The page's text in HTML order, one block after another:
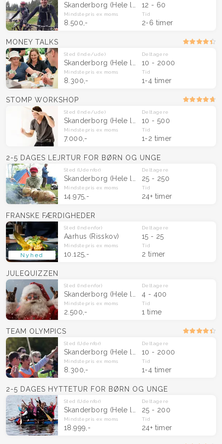
Skanderborg (Hele landet) 12 - 60
Mindstepris ex moms
8.500,-
Tid
2-6 timer
MONEY TALKS
Sted (Inde/ude)
Skanderborg (Hele landet)
Deltagere
10 - 2000
Mindstepris ex moms
8.300,-
Tid
1-4 timer
STOMP WORKSHOP
Sted (Inde/ude)
Skanderborg (Hele landet)
Deltagere
10 - 500
Mindstepris ex moms
7.000,-
Tid
1-2 timer
2-5 DAGES LEJRTUR FOR BØRN OG UNGE
Sted (Udenfor)
Skanderborg (Hele landet)
Deltagere
25 - 250
Mindstepris ex moms
14.975,-
Tid
24+ timer
Nyhed
FRANSKE FÆRDIGHEDER
Sted (Indenfor)
Aarhus (Risskov)
Deltagere
15 - 25
Mindstepris ex moms
10.125,-
Tid
2 timer
JULEQUIZZEN
Sted (Indenfor)
Skanderborg (Hele landet)
Deltagere
4 - 400
Mindstepris ex moms
2.500,-
Tid
1 time
TEAM OLYMPICS
Sted (Udenfor)
Skanderborg (Hele landet)
Deltagere
10 - 2000
Mindstepris ex moms
8.300,-
Tid
1-4 timer
2-5 DAGES HYTTETUR FOR BØRN OG UNGE
Sted (Udenfor)
Skanderborg (Hele landet)
Deltagere
25 - 200
Mindstepris ex moms
18.999,-
Tid
24+ timer